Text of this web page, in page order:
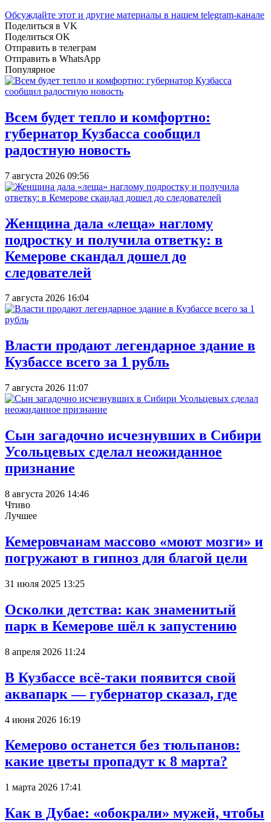
Обсуждайте этот и другие материалы в нашем telegram-канале
Поделиться в VK
Поделиться OK
Отправить в телеграм
Отправить в WhatsApp
Популярное
Всем будет тепло и комфортно:
губернатор Кузбасса сообщил
радостную новость
7 августа 2026 09:56
Женщина дала «леща» наглому
подростку и получила ответку: в
Кемерове скандал дошел до
следователей
7 августа 2026 16:04
Власти продают легендарное здание в
Кузбассе всего за 1 рубль
7 августа 2026 11:07
Сын загадочно исчезнувших в Сибири
Усольцевых сделал неожиданное
признание
8 августа 2026 14:46
Чтиво
Лучшее
Кемеровчанам массово «моют мозги» и
погружают в гипноз для благой цели
31 июля 2025 13:25
Осколки детства: как знаменитый
парк в Кемерове шёл к запустению
8 апреля 2026 11:24
В Кузбассе всё-таки появится свой
аквапарк — губернатор сказал, где
4 июня 2026 16:19
Кемерово останется без тюльпанов:
какие цветы пропадут к 8 марта?
1 марта 2026 17:41
Как в Дубае: «обокрали» мужей, чтобы